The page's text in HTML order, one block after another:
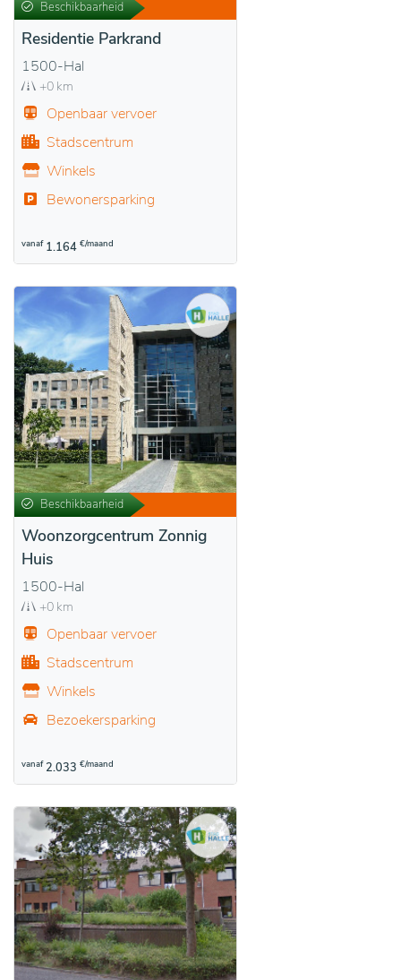
Beschikbaarheid
Residentie Parkrand
1500-Hal
+0 km
Openbaar vervoer
Stadscentrum
Winkels
Bewonersparking
vanaf 1.164 €/maand
Beschikbaarheid
Woonzorgcentrum Zonnig
Huis
1500-Hal
+0 km
Openbaar vervoer
Stadscentrum
Winkels
Bezoekersparking
vanaf 2.033 €/maand